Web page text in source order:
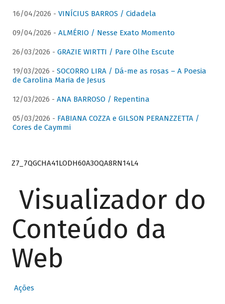
16/04/2026 - VINÍCIUS BARROS / Cidadela
09/04/2026 - ALMÉRIO / Nesse Exato Momento
26/03/2026 - GRAZIE WIRTTI / Pare Olhe Escute
19/03/2026 - SOCORRO LIRA / Dá-me as rosas – A Poesia
de Carolina Maria de Jesus
12/03/2026 - ANA BARROSO / Repentina
05/03/2026 - FABIANA COZZA e GILSON PERANZZETTA /
Cores de Caymmi
Z7_7QGCHA41LODH60A3OQA8RN14L4
Visualizador do
Conteúdo da
Web
Ações